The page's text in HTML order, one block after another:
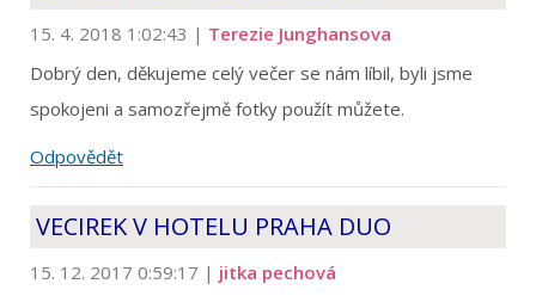
15. 4. 2018 1:02:43 | Terezie Junghansova
Dobrý den, děkujeme celý večer se nám líbil, byli jsme
spokojeni a samozřejmě fotky použít můžete.
Odpovědět
VECIREK V HOTELU PRAHA DUO
15. 12. 2017 0:59:17 | jitka pechová